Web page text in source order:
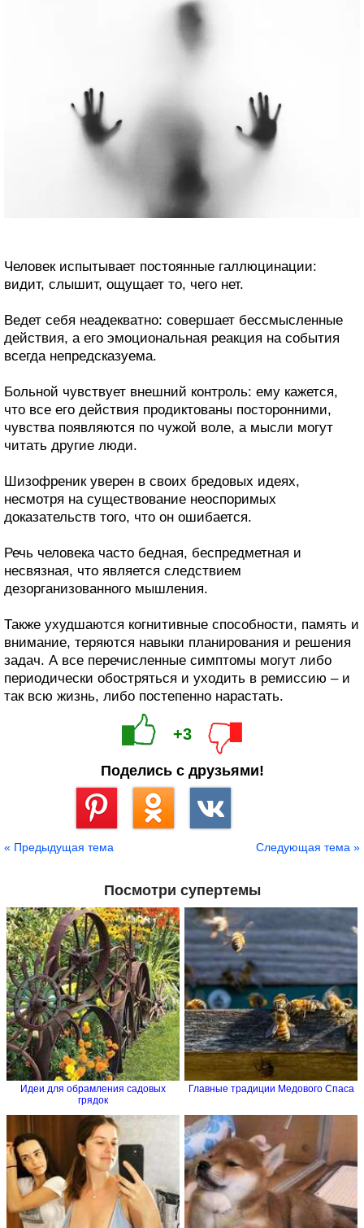
Человек испытывает постоянные галлюцинации:
видит, слышит, ощущает то, чего нет.
Ведет себя неадекватно: совершает бессмысленные
действия, а его эмоциональная реакция на события
всегда непредсказуема.
Больной чувствует внешний контроль: ему кажется,
что все его действия продиктованы посторонними,
чувства появляются по чужой воле, а мысли могут
читать другие люди.
Шизофреник уверен в своих бредовых идеях,
несмотря на существование неоспоримых
доказательств того, что он ошибается.
Речь человека часто бедная, беспредметная и
несвязная, что является следствием
дезорганизованного мышления.
Также ухудшаются когнитивные способности, память и
внимание, теряются навыки планирования и решения
задач. А все перечисленные симптомы могут либо
периодически обостряться и уходить в ремиссию – и
так всю жизнь, либо постепенно нарастать.
+3
Поделись с друзьями!
« Предыдущая тема Следующая тема »
Посмотри супертемы
Идеи для обрамления садовых
грядок
Главные традиции Медового Спаса